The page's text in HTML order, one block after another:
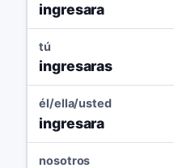
ingresara
tú
ingresaras
él/ella/usted
ingresara
nosotros